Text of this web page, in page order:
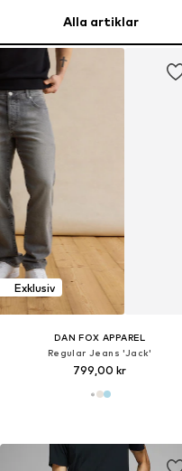
Alla artiklar
Exklusiv
DAN FOX APPAREL
Regular Jeans 'Jack'
799,00 kr